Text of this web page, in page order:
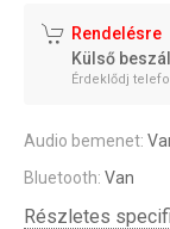
Rendelésre
Külső
Érdeklődj
Audio bemenet:
Bluetooth: Van
Részletes